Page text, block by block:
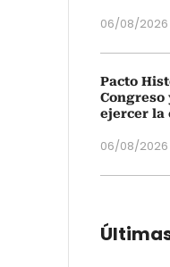
06/08/2026
Pacto
Congreso
ejercer la
06/08/2026